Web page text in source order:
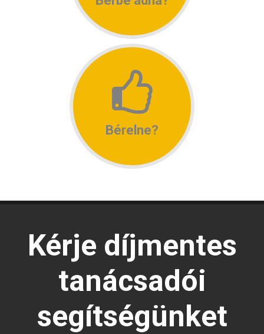
Bérelne?
Kérje díjmentes
tanácsadói
segítségünket